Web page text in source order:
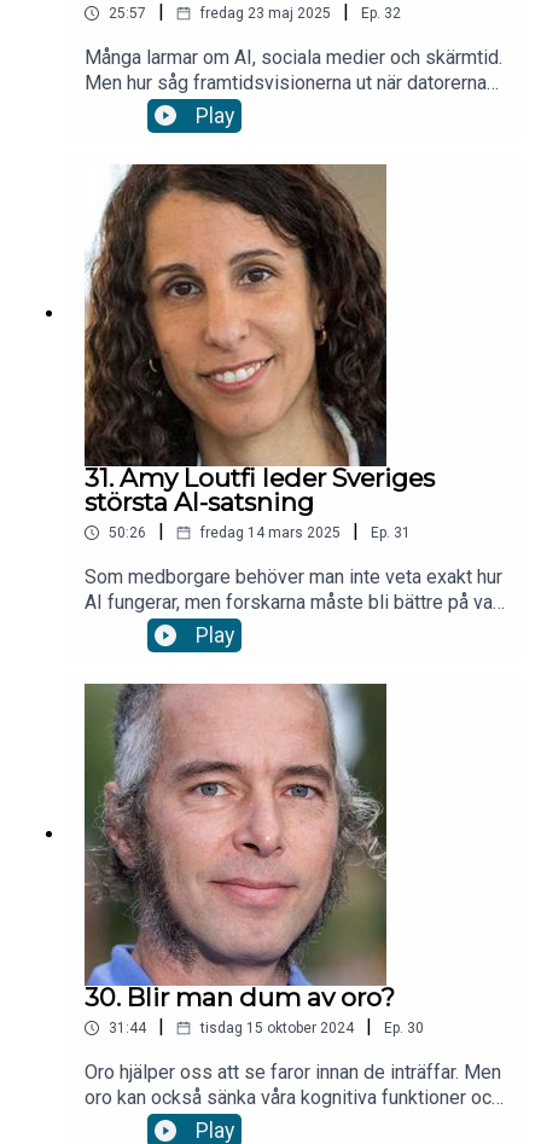
25:57 fredag 23 maj 2025 Ep. 32
Många larmar om AI, sociala medier och skärmtid.
Men hur såg framtidsvisionerna ut när datorerna
gjorde sin entré? Redaktörerna Lina Wennersten-
Gradert och Anna Davour dyker ner i Forskning &
Framstegs arkiv och hittar artikeln "Mikrodatorn –
elektroniskt morfin, övervakare,
världsförbättrare?"
Play
31. Amy Loutfi leder Sveriges
största AI-satsning
50:26 fredag 14 mars 2025 Ep. 31
Som medborgare behöver man inte veta exakt hur
AI fungerar, men forskarna måste bli bättre på vad
att förstå vad som händer i den ”svarta lådan”.
Forskning & Framstegs Anna Davour samtalar
med Amy Loutfi, programdirektör på
forskningsprogrammet Wasp och professor i
datavetenskap och vicerektor för AI vid Örebro
universitet. Läs en kortad version av intervjun här.
Play
30. Blir man dum av oro?
31:44 tisdag 15 oktober 2024 Ep. 30
Oro hjälper oss att se faror innan de inträffar. Men
oro kan också sänka våra kognitiva funktioner och
bidra till andra psykiska besvär. Forskning &
Play